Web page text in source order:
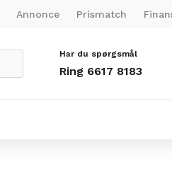
Annonce Prismatch
Har du spørgsmål
Ring 6617 8183